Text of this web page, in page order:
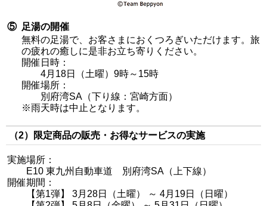
⑤ 足湯の開催
無料の足湯で、お客さまにおくつろぎいただけます。旅
の疲れの癒しに是非お立ち寄りください。
開催日時：
4月18日（土曜）9時～15時
開催場所：
別府湾SA（下り線：宮崎方面）
※雨天時は中止となります。
（2）限定商品の販売・お得なサービスの実施
実施場所：
E10 東九州自動車道 別府湾SA（上下線）
開催期間：
【第1弾】 3月28日（土曜） ～ 4月19日（日曜）